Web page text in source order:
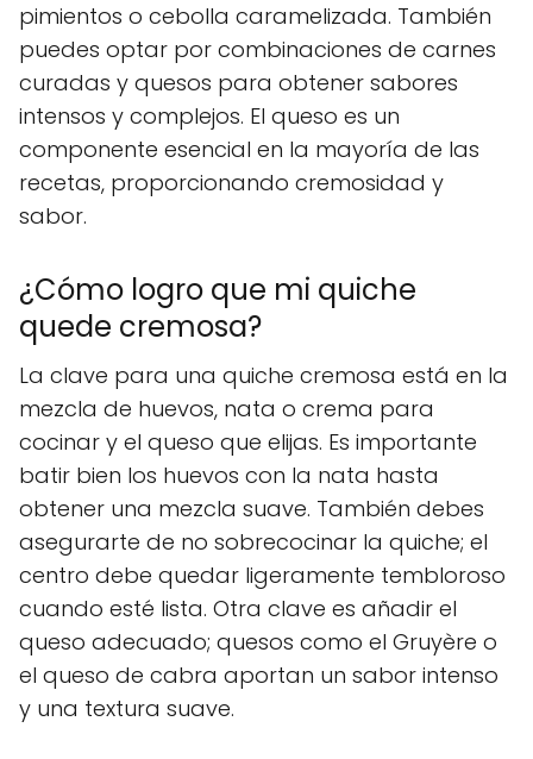
pimientos o cebolla caramelizada. También
puedes optar por combinaciones de carnes
curadas y quesos para obtener sabores
intensos y complejos. El queso es un
componente esencial en la mayoría de las
recetas, proporcionando cremosidad y
sabor.
¿Cómo logro que mi quiche
quede cremosa?
La clave para una quiche cremosa está en la
mezcla de huevos, nata o crema para
cocinar y el queso que elijas. Es importante
batir bien los huevos con la nata hasta
obtener una mezcla suave. También debes
asegurarte de no sobrecocinar la quiche; el
centro debe quedar ligeramente tembloroso
cuando esté lista. Otra clave es añadir el
queso adecuado; quesos como el Gruyère o
el queso de cabra aportan un sabor intenso
y una textura suave.